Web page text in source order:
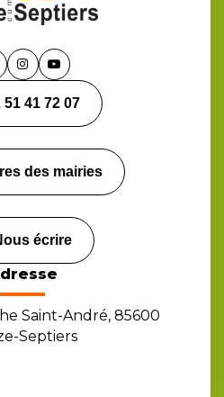
Lien
le
compte
Lien
la
chaîne
51 41 72 07
des mairies
écrire
Saint-André, 85600
Septiers